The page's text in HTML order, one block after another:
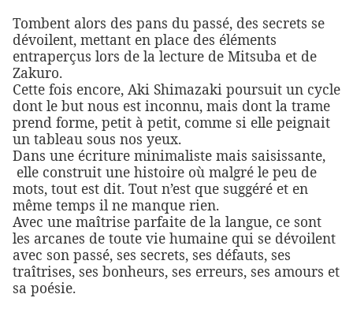
Tombent alors des pans du passé, des secrets se
dévoilent, mettant en place des éléments
entraperçus lors de la lecture de Mitsuba et de
Zakuro.
Cette fois encore, Aki Shimazaki poursuit un cycle
dont le but nous est inconnu, mais dont la trame
prend forme, petit à petit, comme si elle peignait
un tableau sous nos yeux.
Dans une écriture minimaliste mais saisissante,
elle construit une histoire où malgré le peu de
mots, tout est dit. Tout n’est que suggéré et en
même temps il ne manque rien.
Avec une maîtrise parfaite de la langue, ce sont
les arcanes de toute vie humaine qui se dévoilent
avec son passé, ses secrets, ses défauts, ses
traîtrises, ses bonheurs, ses erreurs, ses amours et
sa poésie.